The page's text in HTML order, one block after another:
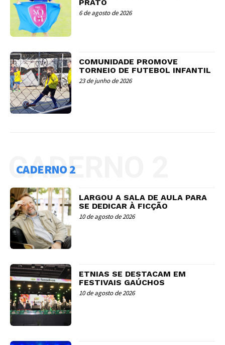
PRATO
6 de agosto de 2026
COMUNIDADE PROMOVE
TORNEIO DE FUTEBOL INFANTIL
23 de junho de 2026
CADERNO 2
CADERNO 2
LARGOU A SALA DE AULA PARA
SE DEDICAR À FICÇÃO
10 de agosto de 2026
ETNIAS SE DESTACAM EM
FESTIVAIS GAÚCHOS
10 de agosto de 2026